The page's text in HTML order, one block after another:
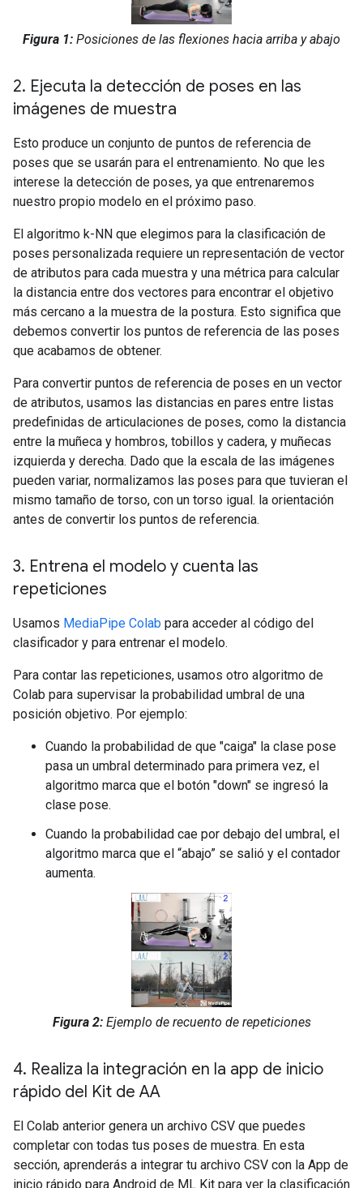
Figura 1: Posiciones de las flexiones hacia arriba y abajo
2. Ejecuta la detección de poses en las
imágenes de muestra
Esto produce un conjunto de puntos de referencia de
poses que se usarán para el entrenamiento. No que les
interese la detección de poses, ya que entrenaremos
nuestro propio modelo en el próximo paso.
El algoritmo k-NN que elegimos para la clasificación de
poses personalizada requiere un representación de vector
de atributos para cada muestra y una métrica para calcular
la distancia entre dos vectores para encontrar el objetivo
más cercano a la muestra de la postura. Esto significa que
debemos convertir los puntos de referencia de las poses
que acabamos de obtener.
Para convertir puntos de referencia de poses en un vector
de atributos, usamos las distancias en pares entre listas
predefinidas de articulaciones de poses, como la distancia
entre la muñeca y hombros, tobillos y cadera, y muñecas
izquierda y derecha. Dado que la escala de las imágenes
pueden variar, normalizamos las poses para que tuvieran el
mismo tamaño de torso, con un torso igual. la orientación
antes de convertir los puntos de referencia.
3. Entrena el modelo y cuenta las
repeticiones
Usamos MediaPipe Colab para acceder al código del
clasificador y para entrenar el modelo.
Para contar las repeticiones, usamos otro algoritmo de
Colab para supervisar la probabilidad umbral de una
posición objetivo. Por ejemplo:
Cuando la probabilidad de que "caiga" la clase pose
pasa un umbral determinado para primera vez, el
algoritmo marca que el botón "down" se ingresó la
clase pose.
Cuando la probabilidad cae por debajo del umbral, el
algoritmo marca que el “abajo” se salió y el contador
aumenta.
Figura 2:Ejemplo de recuento de repeticiones
4. Realiza la integración en la app de inicio
rápido del Kit de AA
El Colab anterior genera un archivo CSV que puedes
completar con todas tus poses de muestra. En esta
sección, aprenderás a integrar tu archivo CSV con la App de
inicio rápido para Android de ML Kit para ver la clasificación